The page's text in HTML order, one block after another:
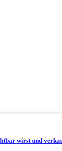
wirst und